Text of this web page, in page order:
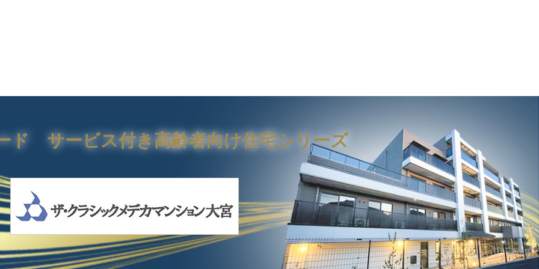
ド サービス付き高齢者向け住宅シリーズ